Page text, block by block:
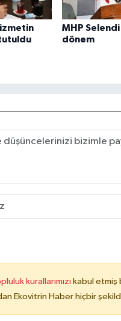
MHP
dönem
kurallarımızı kabul etmiş
Ekovitrin Haber hiçbir